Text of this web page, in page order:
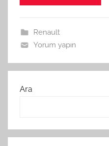
Renault
Yorum yapın
Ara